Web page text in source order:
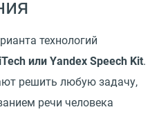
технологий
или Yandex Speech Kit.
решить любую задачу,
речи человека